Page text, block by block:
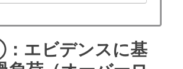
エビデンスに基